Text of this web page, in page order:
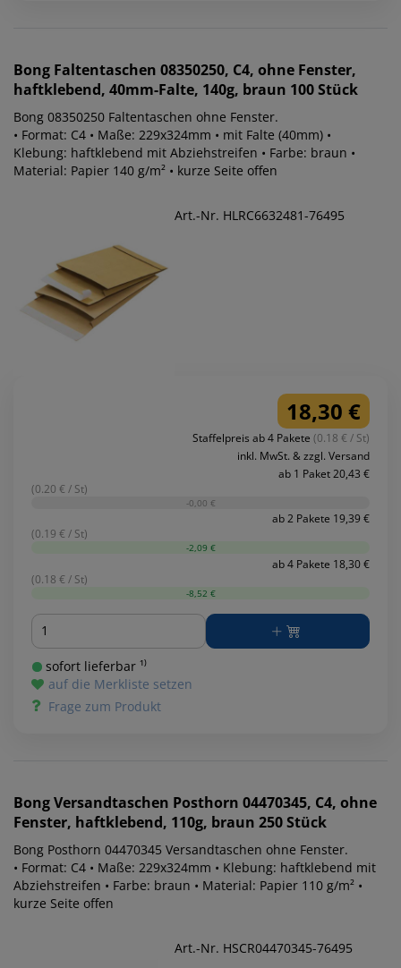
Bong Faltentaschen 08350250, C4, ohne Fenster,
haftklebend, 40mm-Falte, 140g, braun 100 Stück
Bong 08350250 Faltentaschen ohne Fenster.
• Format: C4 • Maße: 229x324mm • mit Falte (40mm) •
Klebung: haftklebend mit Abziehstreifen • Farbe: braun •
Material: Papier 140 g/m² • kurze Seite offen
Art.-Nr. HLRC6632481-76495
18,30 €
Staffelpreis ab 4 Pakete (0.18 € / St)
inkl. MwSt. & zzgl. Versand
ab 1 Paket 20,43 €
(0.20 € / St)
-0,00 €
ab 2 Pakete 19,39 €
(0.19 € / St)
-2,09 €
ab 4 Pakete 18,30 €
(0.18 € / St)
-8,52 €
Menge
sofort lieferbar ¹⁾
auf die Merkliste setzen
Frage zum Produkt
BongVersandtaschen Posthorn 04470345, C4, ohne
Fenster, haftklebend, 110g, braun 250 Stück
Bong Posthorn 04470345 Versandtaschen ohne Fenster.
• Format: C4 • Maße: 229x324mm • Klebung: haftklebend mit
Abziehstreifen • Farbe: braun • Material: Papier 110 g/m² •
kurze Seite offen
Art.-Nr. HSCR04470345-76495